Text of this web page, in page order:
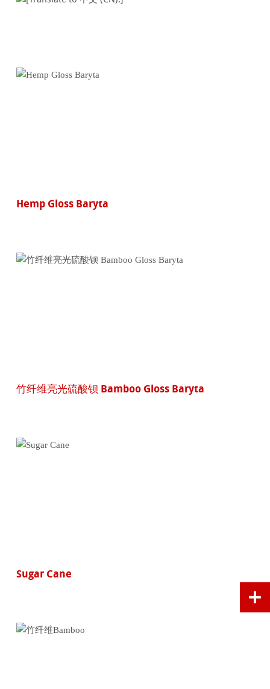
Hemp Gloss Baryta
竹纤维亮光硫酸钡 Bamboo Gloss Baryta
Sugar Cane